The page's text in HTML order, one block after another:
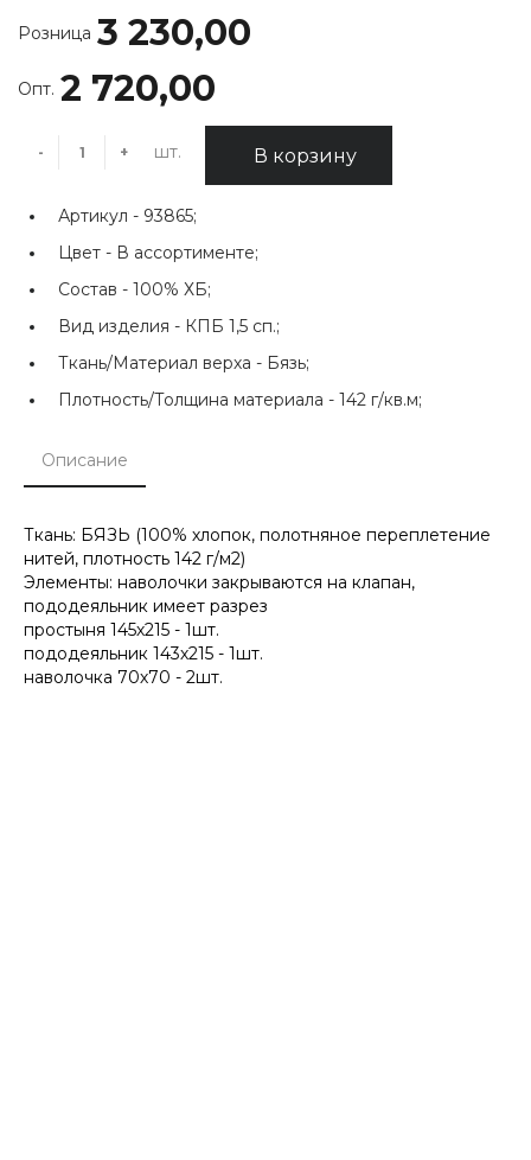
Розница 3 230,00
Опт. 2 720,00
- + шт. В корзину
Артикул - 93865;
Цвет - В ассортименте;
Состав - 100% ХБ;
Вид изделия - КПБ 1,5 сп.;
Ткань/Материал верха - Бязь;
Плотность/Толщина материала - 142 г/кв.м;
Описание
Ткань: БЯЗЬ (100% хлопок, полотняное переплетение
нитей, плотность 142 г/м2)
Элементы: наволочки закрываются на клапан,
пододеяльник имеет разрез
простыня 145х215 - 1шт.
пододеяльник 143х215 - 1шт.
наволочка 70х70 - 2шт.